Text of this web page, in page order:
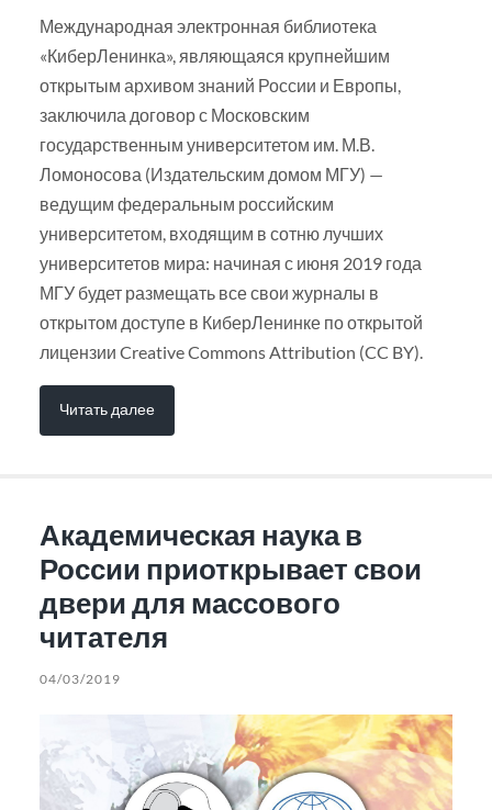
Международная электронная библиотека
«КиберЛенинка», являющаяся крупнейшим
открытым архивом знаний России и Европы,
заключила договор с Московским
государственным университетом им. М.В.
Ломоносова (Издательским домом МГУ) —
ведущим федеральным российским
университетом, входящим в сотню лучших
университетов мира: начиная с июня 2019 года
МГУ будет размещать все свои журналы в
открытом доступе в КиберЛенинке по открытой
лицензии Creative Commons Attribution (CC BY).
Читать далее
Академическая наука в
России приоткрывает свои
двери для массового
читателя
04/03/2019